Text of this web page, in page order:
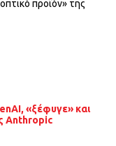
προϊόν» της
«ξέφυγε» και
Anthropic